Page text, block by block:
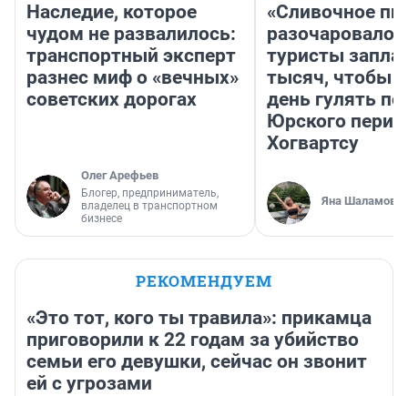
Наследие, которое
чудом не развалилось:
транспортный эксперт
разнес миф о «вечных»
советских дорогах
Олег Арефьев
Блогер, предприниматель,
владелец в транспортном
бизнесе
«Сливочное
разочаровало»:
туристы
тысяч, чтобы
день гулять по
Юрского
Хогвартсу
Яна Шаламова
РЕКОМЕНДУЕМ
«Это тот, кого ты травила»: прикамца
приговорили к 22 годам за убийство
семьи его девушки, сейчас он звонит
ей с угрозами